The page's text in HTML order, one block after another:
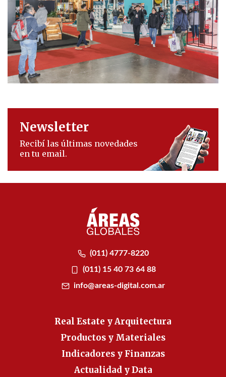
Newsletter
Recibí las últimas novedades
en tu email.
(011) 4777-8220
(011) 15 40 73 64 88
info@areas-digital.com.ar
Real Estate y Arquitectura
Productos y Materiales
Indicadores y Finanzas
Actualidad y Data